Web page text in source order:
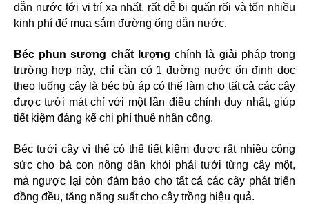
dẫn nước tới vị trí xa nhất, rất dễ bị quấn rối và tốn nhiều
kinh phí để mua sắm đường ống dẫn nước.
Béc phun sương chất lượng chính là giải pháp trong
trường hợp này, chỉ cần có 1 đường nước ổn định dọc
theo luống cây là béc bù áp có thể làm cho tất cả các cây
được tưới mát chỉ với một lần điều chỉnh duy nhất, giúp
tiết kiệm đáng kể chi phí thuê nhân công.
Béc tưới cây vì thế có thể tiết kiệm được rất nhiều công
sức cho bà con nông dân khỏi phải tưới từng cây một,
mà ngược lại còn đảm bảo cho tất cả các cây phát triển
đồng đều, tăng năng suất cho cây trồng hiệu quả.